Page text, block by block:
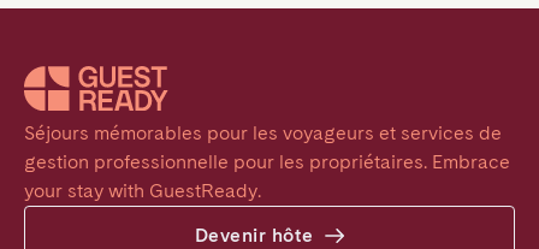
Séjours mémorables pour les voyageurs et services de
gestion professionnelle pour les propriétaires. Embrace
your stay with GuestReady.
Devenir hôte